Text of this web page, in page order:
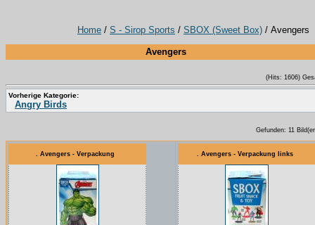
Home / S - Sirop Sports / SBOX (Sweet Box) / Avengers
Avengers
(Hits: 1606)
Vorherige Kategorie:
Angry Birds
Gefunden: 11
. Avengers - Verpackung . Avengers - Verpackung links